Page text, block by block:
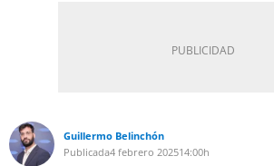
Guillermo Belinchón
Publicada4 febrero 202514:00h